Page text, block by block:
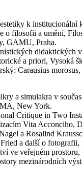
k institucionální
o filosofii a umění,
GAMU, Praha.
didaktických
a priori, Vysoká
Carausius
a simulakra v
New York.
Critique in Two
Vita Acconciho,
a Rosalind
a další o
ve veřejném
mezinárodních